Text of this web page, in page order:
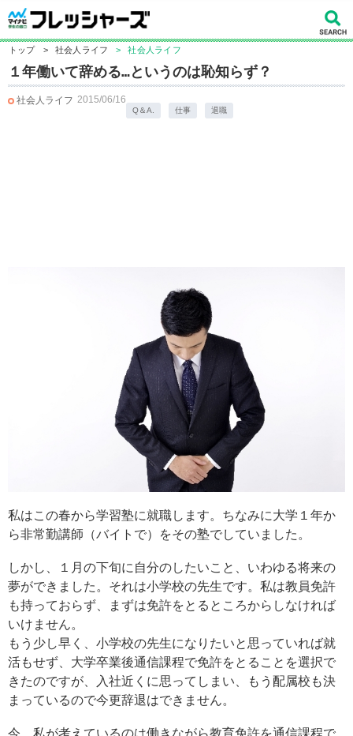
トップ > 社会人ライフ > 社会人ライフ
１年働いて辞める…というのは恥知らず？
社会人ライフ 2015/06/16
Q＆A. 仕事 退職
私はこの春から学習塾に就職します。ちなみに大学１年か
ら非常勤講師（バイトで）をその塾でしていました。
しかし、１月の下旬に自分のしたいこと、いわゆる将来の
夢ができました。それは小学校の先生です。私は教員免許
も持っておらず、まずは免許をとるところからしなければ
いけません。
もう少し早く、小学校の先生になりたいと思っていれば就
活もせず、大学卒業後通信課程で免許をとることを選択で
きたのですが、入社近くに思ってしまい、もう配属校も決
まっているので今更辞退はできません。